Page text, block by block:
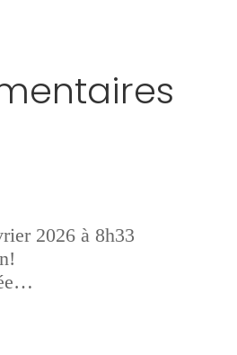
2026 à 8h33